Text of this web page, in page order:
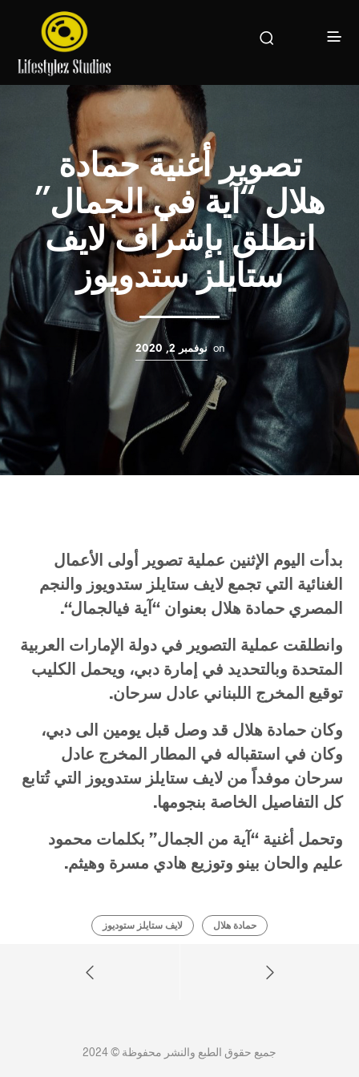
تصوير أغنية حمادة
هلال “آية في الجمال”
انطلق بإشراف لايف
ستايلز ستدويوز
on نوفمبر 2, 2020
بدأت اليوم الإثنين عملية تصوير أولى الأعمال
الغنائية التي تجمع لايف ستايلز ستدويوز والنجم
المصري حمادة هلال بعنوان “ آية فيالجمال“.
وانطلقت عملية التصوير في دولة الإمارات العربية
المتحدة وبالتحديد في إمارة دبي، ويحمل الكليب
توقيع المخرج اللبناني عادل سرحان.
وكان حمادة هلال قد وصل قبل يومين الى دبي،
وكان في استقباله في المطار المخرج عادل
سرحان موفداً من لايف ستايلز ستدويوز التيتُتابع
كل التفاصيل الخاصة بنجومها.
وتحمل أغنية “ آية من الجمال” بكلمات محمود
عليم والحان بينو وتوزيع هادي مسرة وهيثم.
حمادة هلال لايف ستايلز ستوديوز
جميع حقوق الطبع والنشر محفوظة © 2024